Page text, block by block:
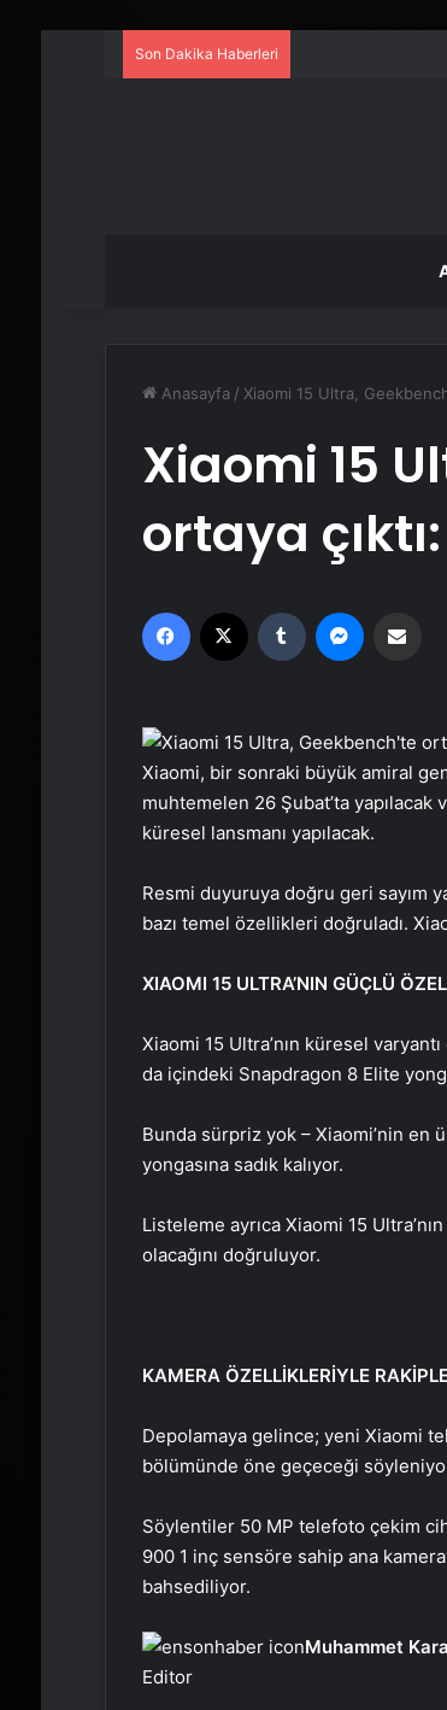
Son Dakika Haberleri
Anasayfa / Xiaomi 15 Ultra,
Xiaomi 15
ortaya
Facebook Tumblr
Xiaomi, bir sonraki büyük amiral
muhtemelen 26 Şubat’ta yapılacak
küresel lansmanı yapılacak.
Resmi duyuruya doğru geri sayım
bazı temel özellikleri doğruladı.
XIAOMI 15 ULTRA’NIN GÜÇLÜ
Xiaomi 15 Ultra’nın küresel
da içindeki Snapdragon 8 Elite
Bunda sürpriz yok – Xiaomi’nin en
yongasına sadık kalıyor.
Listeleme ayrıca Xiaomi 15
olacağını doğruluyor.
KAMERA ÖZELLİKLERİYLE
Depolamaya gelince; yeni Xiaomi
bölümünde öne geçeceği
Söylentiler 50 MP telefoto çekim
900 1 inç sensöre sahip ana
bahsediliyor.
Muhammet
Editor